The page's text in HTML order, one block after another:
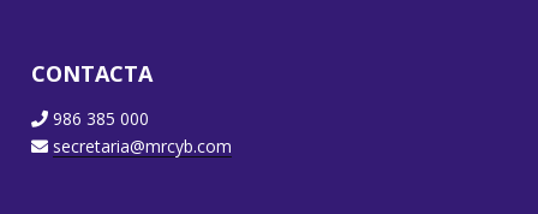
CONTACTA
986 385 000
secretaria@mrcyb.com